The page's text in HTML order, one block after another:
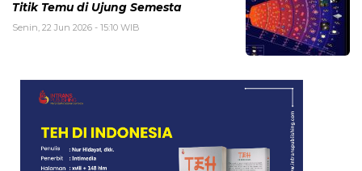
Titik Temu di Ujung Semesta
Senin, 22 Jun 2026 - 15:10 WIB